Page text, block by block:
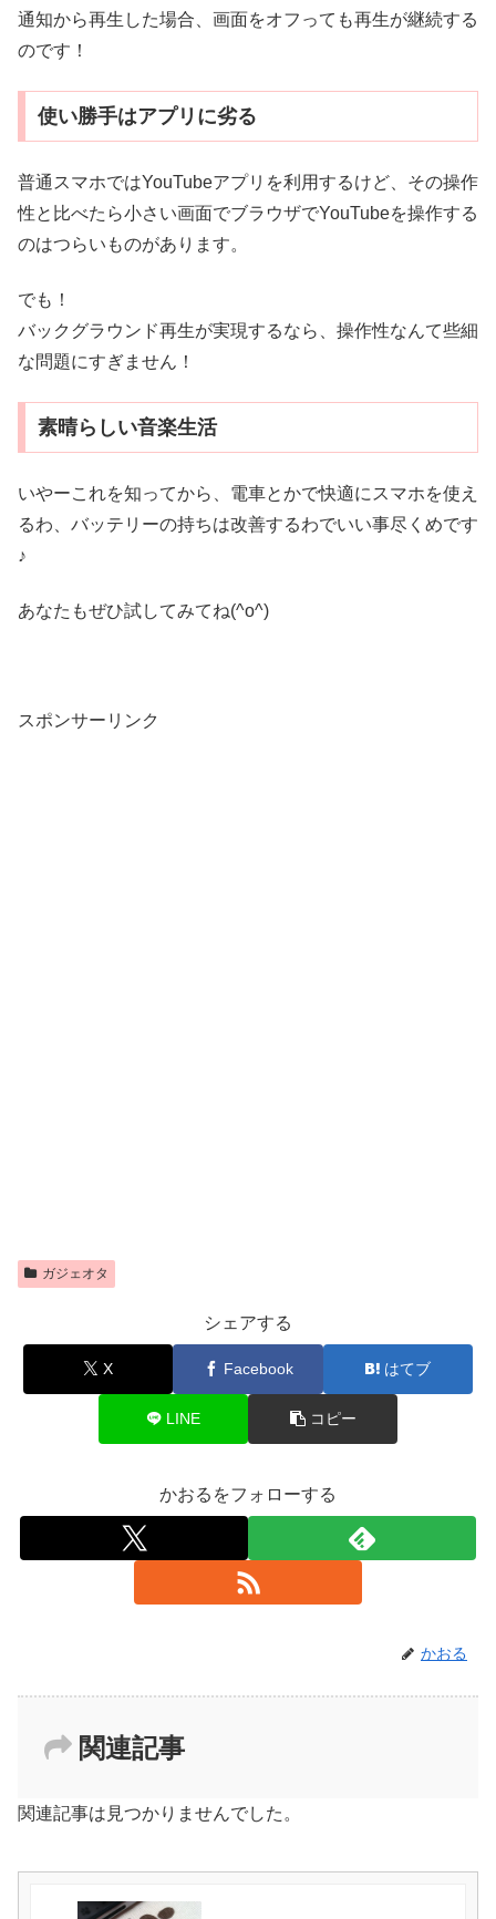
通知から再生した場合、画面をオフっても再生が継続する
のです！
使い勝手はアプリに劣る
普通スマホではYouTubeアプリを利用するけど、その操作
性と比べたら小さい画面でブラウザでYouTubeを操作する
のはつらいものがあります。
でも！
バックグラウンド再生が実現するなら、操作性なんて些細
な問題にすぎません！
素晴らしい音楽生活
いやーこれを知ってから、電車とかで快適にスマホを使え
るわ、バッテリーの持ちは改善するわでいい事尽くめです
♪
あなたもぜひ試してみてね(^o^)
スポンサーリンク
ガジェオタ
シェアする
X Facebook はてブ
LINE コピー
かおるをフォローする
かおる
関連記事
関連記事は見つかりませんでした。